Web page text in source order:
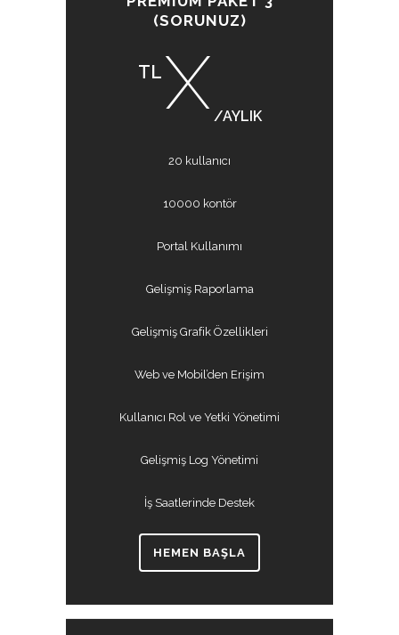
(SORUNUZ)
TL X /AYLIK
20 kullanıcı
10000 kontör
Portal Kullanımı
Gelişmiş Raporlama
Gelişmiş Grafik Özellikleri
Web ve Mobil’den Erişim
Kullanıcı Rol ve Yetki Yönetimi
Gelişmiş Log Yönetimi
İş Saatlerinde Destek
HEMEN BAŞLA